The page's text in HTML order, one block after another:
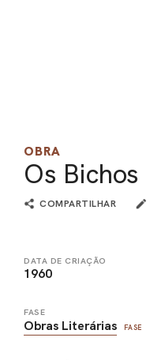
OBRA
Os Bichos
COMPARTILHAR
DATA DE CRIAÇÃO
1960
FASE
Obras Literárias FASE